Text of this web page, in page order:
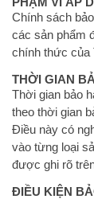
Chính sách
các sản phẩm
chính thức của
THỜI GIAN
Thời gian bảo
theo thời gian
Điều này có
vào từng loại
được ghi rõ
ĐIỀU KIỆN